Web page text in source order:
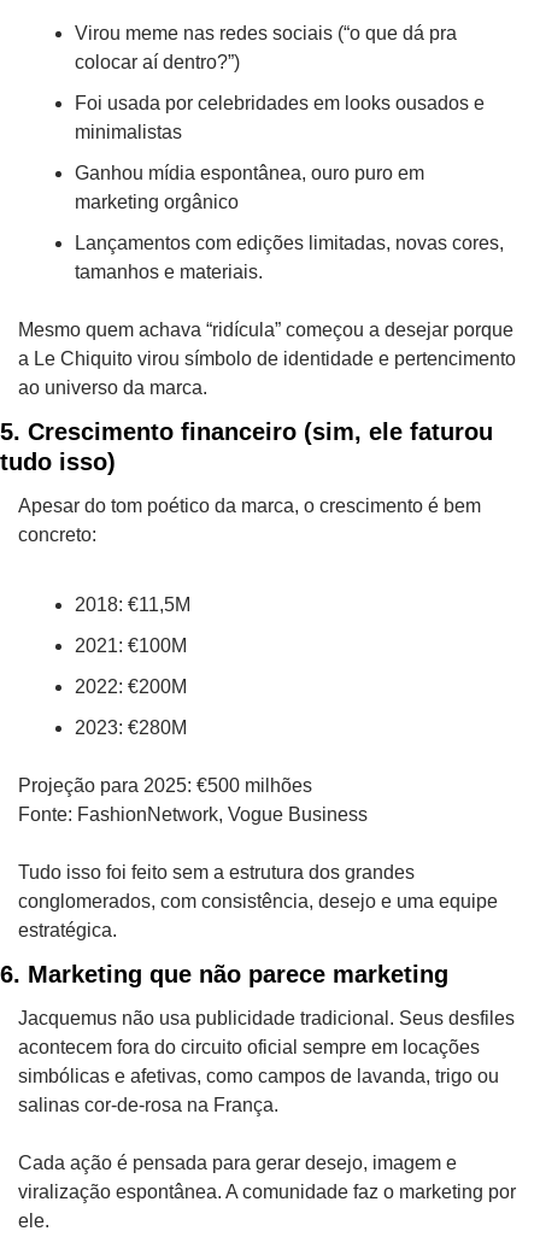
Virou meme nas redes sociais (“o que dá pra
colocar aí dentro?”)
Foi usada por celebridades em looks ousados e
minimalistas
Ganhou mídia espontânea, ouro puro em
marketing orgânico
Lançamentos com edições limitadas, novas cores,
tamanhos e materiais.
Mesmo quem achava “ridícula” começou a desejar porque
a Le Chiquito virou símbolo de identidade e pertencimento
ao universo da marca.
5. Crescimento financeiro (sim, ele faturou
tudo isso)
Apesar do tom poético da marca, o crescimento é bem
concreto:
2018: €11,5M
2021: €100M
2022: €200M
2023: €280M
Projeção para 2025: €500 milhões
Fonte: FashionNetwork, Vogue Business
Tudo isso foi feito sem a estrutura dos grandes
conglomerados, com consistência, desejo e uma equipe
estratégica.
6. Marketing que não parece marketing
Jacquemus não usa publicidade tradicional. Seus desfiles
acontecem fora do circuito oficial sempre em locações
simbólicas e afetivas, como campos de lavanda, trigo ou
salinas cor-de-rosa na França.
Cada ação é pensada para gerar desejo, imagem e
viralização espontânea. A comunidade faz o marketing por
ele.